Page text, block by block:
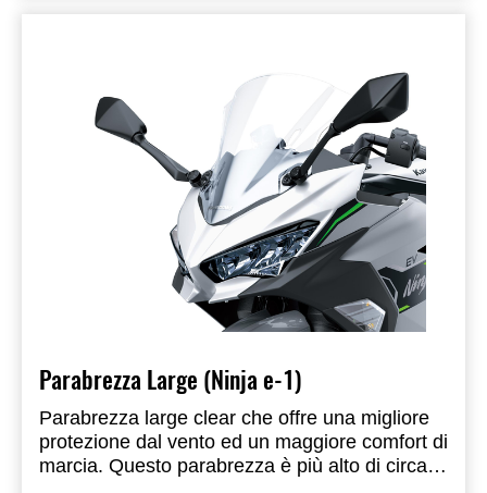
Parabrezza Large (Ninja e-1)
Parabrezza large clear che offre una migliore
protezione dal vento ed un maggiore comfort di
marcia. Questo parabrezza è più alto di circa